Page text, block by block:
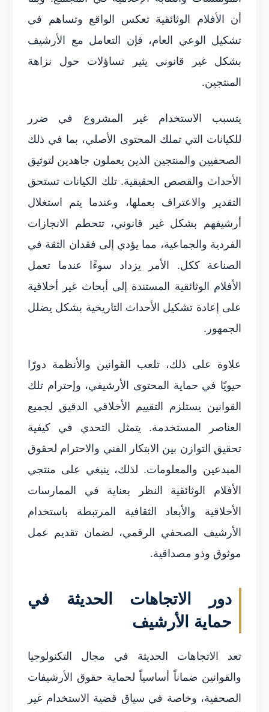
أن الأفلام الوثائقية تعكس الواقع وتساهم في
تشكيل الوعي العام، فإن التعامل مع الأرشيف
بشكل غير قانوني يثير تساؤلات حول نزاهة
المنتجين.
يتسبب الاستخدام غير المشروع في ضرر
للكيانات التي تملك المحتوى الأصلي، بما في ذلك
الصحفيين والمنتجين الذين يعملون جاهدين لتوثيق
الأحداث والقصص الحقيقية. تلك الكيانات تستحق
التقدير والاعتراف بعملها، وعندما يتم استغلال
أرشيفهم بشكل غير قانوني، تتحطم الانجازات
الفردية والجماعية، مما يؤدي إلى فقدان الثقة في
الصناعة ككل. الأمر يزداد سوءًا عندما تعمل
الأفلام الوثائقية المستندة إلى أبحاث غير أخلاقية
على إعادة تشكيل الأحداث التاريخية بشكل يضلل
الجمهور.
علاوة على ذلك، تلعب القوانين والأنظمة دورًا
حيويًا في حماية المحتوى الأرشيفي، وإحترام تلك
القوانين يستلزم التقييم الأخلاقي الدقيق لجميع
العناصر المستخدمة. يتمثل التحدي في كيفية
تحقيق التوازن بين الابتكار الفني والاحترام لحقوق
المبدعين والمعلومات. لذلك، ينبغي على منتجي
الأفلام الوثائقية النظر بعناية في الممارسات
الأخلاقية والأبعاد الثقافية المرتبطة باستخدام
الأرشيف الصحفي الرقمي، لضمان تقديم عمل
موثوق وذو مصداقية.
دور الاتجاهات الحديثة في
حماية الأرشيف
تعد الاتجاهات الحديثة في مجال التكنولوجيا
والقوانين ضماناً أساسياً لحماية حقوق الأرشيفات
الصحفية، وخاصة في سياق قضية الاستخدام غير